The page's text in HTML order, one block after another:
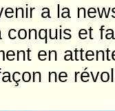
a la
conquis et
en
ne